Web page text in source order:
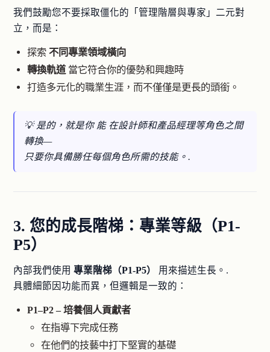
我們鼓勵您不要採取僵化的「管理階層與專家」二元對
立，而是：
探索不同專業領域橫向
轉換軌道 當它符合你的優勢和興趣時
打造多元化的職業生涯，而不僅僅是更長的頭銜。
💡 是的，就是你能在設計師和產品經理等角色之間
轉換—
只要你具備勝任每個角色所需的技能。.
3. 您的成長階梯：專業等級（P1-
P5）
內部我們使用專業階梯（P1-P5）
用來描述生長。.
具體細節因功能而異，但邏輯是一致的：
P1–P2 – 培養個人貢獻者
在指導下完成任務
在他們的技藝中打下堅實的基礎